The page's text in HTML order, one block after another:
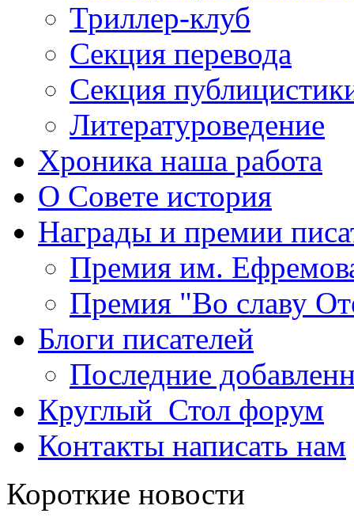
Триллер-клуб
Секция перевода
Секция
Литературоведение
Хроника наша работа
О Совете история
Награды и премии
Премия им.
Премия "Во славу
Блоги писателей
Последние
Круглый_Стол форум
Контакты написать нам
Короткие новости